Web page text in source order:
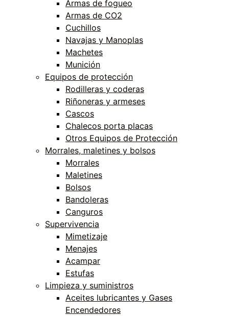
Armas de fogueo
Armas de CO2
Cuchillos
Navajas y Manoplas
Machetes
Munición
Equipos de protección
Rodilleras y coderas
Riñoneras y armeses
Cascos
Chalecos porta placas
Otros Equipos de Protección
Morrales, maletines y bolsos
Morrales
Maletines
Bolsos
Bandoleras
Canguros
Supervivencia
Mimetizaje
Menajes
Acampar
Estufas
Limpieza y suministros
Aceites lubricantes y Gases
Encendedores